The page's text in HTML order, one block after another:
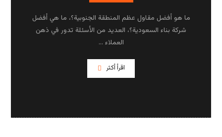
ما هو أفضل مقاول عظم المنطقة الجنوبية؟، ما هي أفضل
شركة بناء السعودية؟، العديد من الأسئلة تدور في ذهن
العملاء ...
اقرأ أكثر